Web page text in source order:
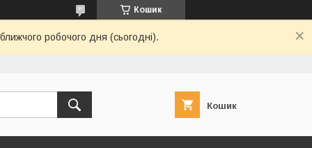
Кошик
робочого дня (сьогодні).
Кошик